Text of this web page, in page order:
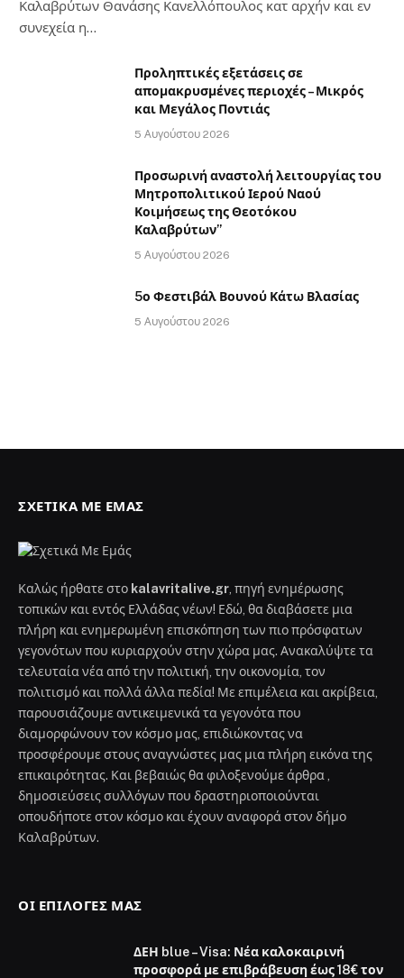
Καλαβρύτων Θανάσης Κανελλόπουλος κατ αρχήν και εν
συνεχεία η…
Προληπτικές εξετάσεις σε
απομακρυσμένες περιοχές – Μικρός
και Μεγάλος Ποντιάς
5 Αυγούστου 2026
Προσωρινή αναστολή λειτουργίας του
Μητροπολιτικού Ιερού Ναού
Κοιμήσεως της Θεοτόκου
Καλαβρύτων”
5 Αυγούστου 2026
5ο Φεστιβάλ Βουνού Κάτω Βλασίας
5 Αυγούστου 2026
ΣΧΕΤΙΚΆ ΜΕ ΕΜΆΣ
Καλώς ήρθατε στο kalavritalive.gr , πηγή ενημέρωσης
τοπικών και εντός Ελλάδας νέων! Εδώ, θα διαβάσετε μια
πλήρη και ενημερωμένη επισκόπηση των πιο πρόσφατων
γεγονότων που κυριαρχούν στην χώρα μας. Ανακαλύψτε τα
τελευταία νέα από την πολιτική, την οικονομία, τον
πολιτισμό και πολλά άλλα πεδία! Με επιμέλεια και ακρίβεια,
παρουσιάζουμε αντικειμενικά τα γεγονότα που
διαμορφώνουν τον κόσμο μας, επιδιώκοντας να
προσφέρουμε στους αναγνώστες μας μια πλήρη εικόνα της
επικαιρότητας. Και βεβαιώς θα φιλοξενούμε άρθρα ,
δημοσιεύσεις συλλόγων που δραστηριοποιούνται
οπουδήποτε στον κόσμο και έχουν αναφορά στον δήμο
Καλαβρύτων.
ΟΙ ΕΠΙΛΟΓΈΣ ΜΑΣ
ΔΕΗ blue – Visa: Νέα καλοκαιρινή
προσφορά με επιβράβευση έως 18€ τον